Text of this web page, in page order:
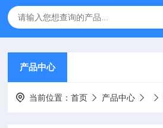
产品中心
当前位置：首页 产品中心